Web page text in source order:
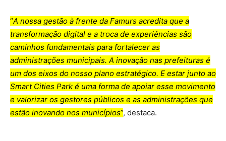
“A nossa gestão à frente da Famurs acredita que a
transformação digital e a troca de experiências são
caminhos fundamentais para fortalecer as
administrações municipais. A inovação nas prefeituras é
um dos eixos do nosso plano estratégico. E estar junto ao
Smart Cities Park é uma forma de apoiar esse movimento
e valorizar os gestores públicos e as administrações que
estão inovando nos municípios”, destaca.